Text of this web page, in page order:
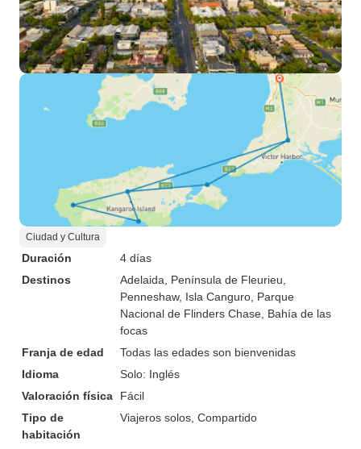
Ciudad y Cultura
Duración
4 días
Destinos
Adelaida , Península de Fleurieu
Penneshaw, Isla Canguro , Parque
Nacional de Flinders Chase , Bahía de las
focas
Franja de edad
Todas las edades son bienvenidas
Idioma
Solo: Inglés
Valoración física
Fácil
Tipo de
habitación
Viajeros solos, Compartido